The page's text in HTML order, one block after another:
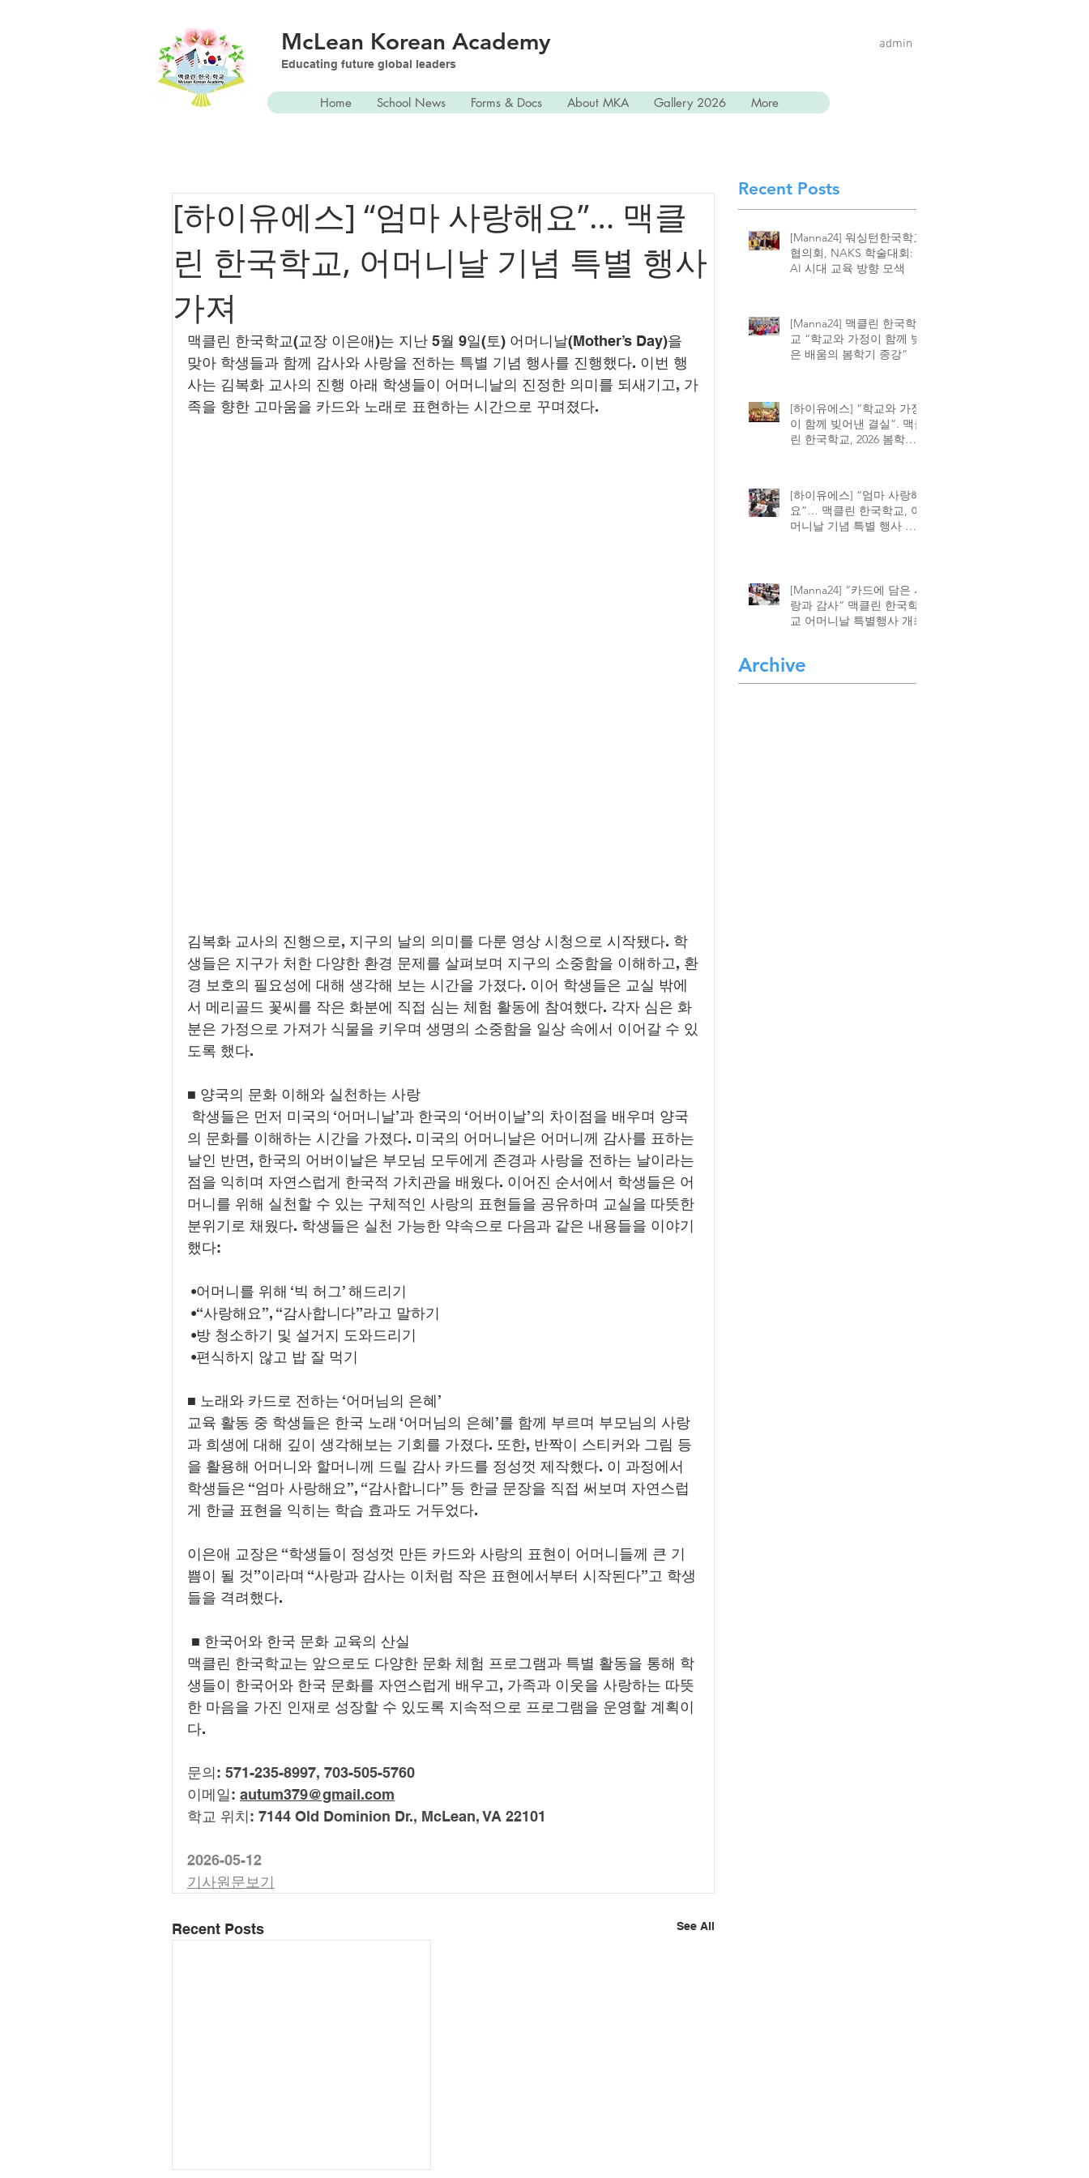
McLean Korean Academy
Educating future global leaders
admin
Home School News Forms & Docs About MKA Gallery 2026 More
[하이유에스] “엄마 사랑해요”… 맥클
린 한국학교, 어머니날 기념 특별 행사
가져
맥클린 한국학교(교장 이은애)는 지난 5월 9일(토) 어머니날(Mother’s Day)을
맞아 학생들과 함께 감사와 사랑을 전하는 특별 기념 행사를 진행했다. 이번 행
사는 김복화 교사의 진행 아래 학생들이 어머니날의 진정한 의미를 되새기고, 가
족을 향한 고마움을 카드와 노래로 표현하는 시간으로 꾸며졌다.
김복화 교사의 진행으로, 지구의 날의 의미를 다룬 영상 시청으로 시작됐다. 학
생들은 지구가 처한 다양한 환경 문제를 살펴보며 지구의 소중함을 이해하고, 환
경 보호의 필요성에 대해 생각해 보는 시간을 가졌다. 이어 학생들은 교실 밖에
서 메리골드 꽃씨를 작은 화분에 직접 심는 체험 활동에 참여했다. 각자 심은 화
분은 가정으로 가져가 식물을 키우며 생명의 소중함을 일상 속에서 이어갈 수 있
도록 했다.
■ 양국의 문화 이해와 실천하는 사랑
의 문화를 이해하는 시간을 가졌다. 미국의 어머니날은 어머니께 감사를 표하는
날인 반면, 한국의 어버이날은 부모님 모두에게 존경과 사랑을 전하는 날이라는
점을 익히며 자연스럽게 한국적 가치관을 배웠다. 이어진 순서에서 학생들은 어
머니를 위해 실천할 수 있는 구체적인 사랑의 표현들을 공유하며 교실을 따뜻한
분위기로 채웠다. 학생들은 실천 가능한 약속으로 다음과 같은 내용들을 이야기
했다:
•어머니를 위해 ‘빅 허그’ 해드리기
•“사랑해요”, “감사합니다”라고 말하기
•방 청소하기 및 설거지 도와드리기
•편식하지 않고 밥 잘 먹기
■ 노래와 카드로 전하는 ‘어머님의 은혜’
교육 활동 중 학생들은 한국 노래 ‘어머님의 은혜’를 함께 부르며 부모님의 사랑
과 희생에 대해 깊이 생각해보는 기회를 가졌다. 또한, 반짝이 스티커와 그림 등
을 활용해 어머니와 할머니께 드릴 감사 카드를 정성껏 제작했다. 이 과정에서
학생들은 “엄마 사랑해요”, “감사합니다” 등 한글 문장을 직접 써보며 자연스럽
게 한글 표현을 익히는 학습 효과도 거두었다.
이은애 교장은 “학생들이 정성껏 만든 카드와 사랑의 표현이 어머니들께 큰 기
쁨이 될 것”이라며 “사랑과 감사는 이처럼 작은 표현에서부터 시작된다”고 학생
들을 격려했다.
■ 한국어와 한국 문화 교육의 산실
맥클린 한국학교는 앞으로도 다양한 문화 체험 프로그램과 특별 활동을 통해 학
생들이 한국어와 한국 문화를 자연스럽게 배우고, 가족과 이웃을 사랑하는 따뜻
한 마음을 가진 인재로 성장할 수 있도록 지속적으로 프로그램을 운영할 계획이
다.
문의: 571-235-8997, 703-505-5760
이메일: autum379@gmail.com
학교 위치: 7144 Old Dominion Dr., McLean, VA 22101
2026-05-12
기사원문보기
Recent Posts See All
Recent Posts
[Manna24] 워싱턴한국학교
협의회, NAKS 학술대회:
AI 시대 교육 방향 모색
[Manna24] 맥클린 한국학
교 “학교와 가정이 함께 빚
은 배움의 봄학기 종강”
[하이유에스] “학교와 가정
이 함께 빚어낸 결실”. 맥클
린 한국학교, 2026 봄학기
[하이유에스] “엄마 사랑해
요”… 맥클린 한국학교, 어
머니날 기념 특별 행사 가
[Manna24] “카드에 담은 사
랑과 감사” 맥클린 한국학
교 어머니날 특별행사 개최
Archive